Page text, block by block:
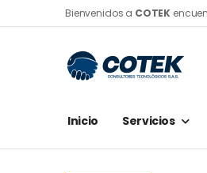
Bienvenidos a COTEK
Inicio Servicios